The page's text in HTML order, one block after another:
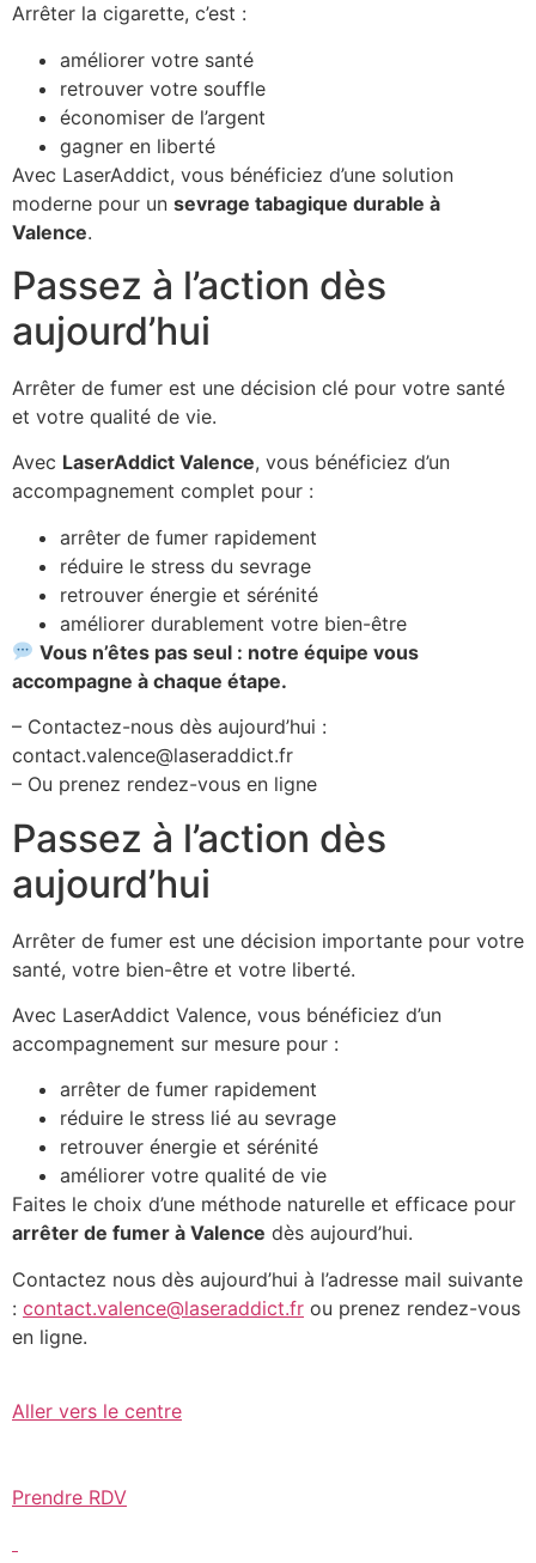
Arrêter la cigarette, c’est :
améliorer votre santé
retrouver votre souffle
économiser de l’argent
gagner en liberté
Avec LaserAddict, vous bénéficiez d’une solution
moderne pour un sevrage tabagique durable à
Valence.
Passez à l’action dès
aujourd’hui
Arrêter de fumer est une décision clé pour votre santé
et votre qualité de vie.
Avec LaserAddict Valence, vous bénéficiez d’un
accompagnement complet pour :
arrêter de fumer rapidement
réduire le stress du sevrage
retrouver énergie et sérénité
améliorer durablement votre bien-être
Vous n’êtes pas seul : notre équipe vous
accompagne à chaque étape.
– Contactez-nous dès aujourd’hui :
contact.valence@laseraddict.fr
– Ou prenez rendez-vous en ligne
Passez à l’action dès
aujourd’hui
Arrêter de fumer est une décision importante pour votre
santé, votre bien-être et votre liberté.
Avec LaserAddict Valence, vous bénéficiez d’un
accompagnement sur mesure pour :
arrêter de fumer rapidement
réduire le stress lié au sevrage
retrouver énergie et sérénité
améliorer votre qualité de vie
Faites le choix d’une méthode naturelle et efficace pour
arrêter de fumer à Valence dès aujourd’hui.
Contactez nous dès aujourd’hui à l’adresse mail suivante
: contact.valence@laseraddict.fr ou prenez rendez-vous
en ligne.
Aller vers le centre
Prendre RDV